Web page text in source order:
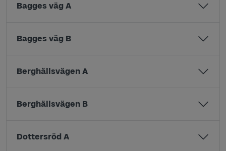
Bagges väg A
Bagges väg B
Berghällsvägen A
Berghällsvägen B
Dottersröd A